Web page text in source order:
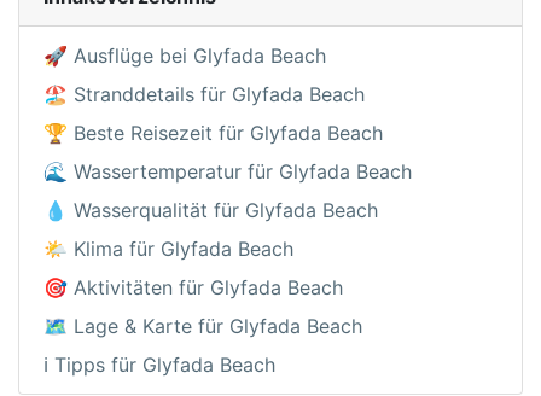
🚀 Ausflüge bei Glyfada Beach
🏖️ Stranddetails für Glyfada Beach
🏆 Beste Reisezeit für Glyfada Beach
🌊 Wassertemperatur für Glyfada Beach
💧 Wasserqualität für Glyfada Beach
🌤️ Klima für Glyfada Beach
🎯 Aktivitäten für Glyfada Beach
🗺️ Lage & Karte für Glyfada Beach
ℹ️ Tipps für Glyfada Beach